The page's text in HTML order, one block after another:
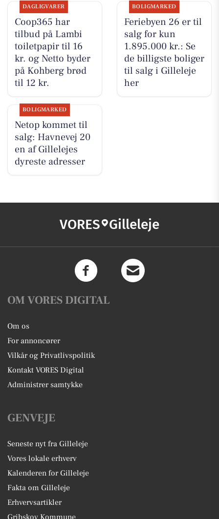
DAGLIGVARER
Coop365 har
tilbud på Lambi
toiletpapir til 16
kr. og Netto byder
på Kohberg brød
til 12 kr.
BOLIGMARKED
Feriebyen 26 er til
salg for kun
1.895.000 kr.: Se
de billigste boliger
til salg i Gilleleje
her
BOLIGMARKED
Netop kommet til
salg: Havnevej 20
en af Gillelejes
dyreste adresser
VORES Gilleleje
OM VORES DIGITAL
Om os
For annoncører
Vilkår og Privatlivspolitik
Kontakt VORES Digital
Administrer samtykke
GENVEJE
Seneste nyt fra Gilleleje
Vores lokale erhverv
Kalenderen for Gilleleje
Fakta om Gilleleje
Erhvervsartikler
Gribskov Kommune